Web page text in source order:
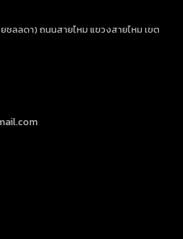
ชลลดา) ถนนสายไหม แขวงสายไหม เขต